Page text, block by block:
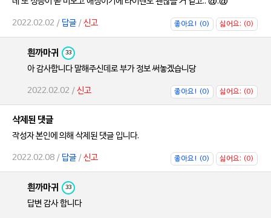
2022.02.02 / 답글/ 신고 좋아요! (0) 싫어요; (0)
흰까마귀 33
아 감사합니다 말해주신데로 부가 정보 써놓겠습니당
2022.02.02 / 신고 좋아요! (0) 싫어요; (0)
삭제된 댓글
작성자 본인에 의해 삭제된 댓글 입니다.
2022.02.08 / 답글/ 신고 좋아요! (0) 싫어요; (0)
흰까마귀 33
답변 감사 합니다